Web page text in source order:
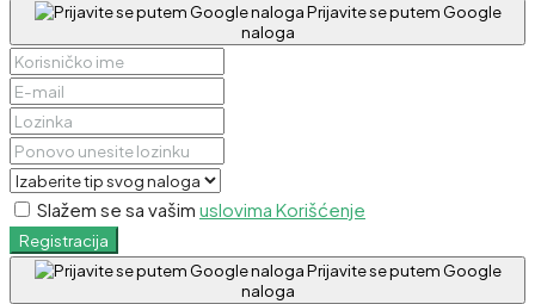
Prijavite se putem Google
naloga
Slažem se sa vašim uslovima Korišćenje
Registracija
Prijavite se putem Google
naloga